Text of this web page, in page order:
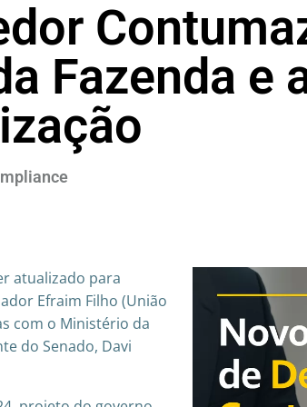
Fazenda e
atualizado para
Efraim Filho (União
com o Ministério da
do Senado, Davi